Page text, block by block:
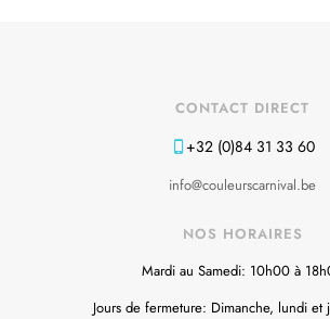
CONTACT DIRECT
+32 (0)84 31 33 60
info@couleurscarnival.be
NOS HORAIRES
Mardi au Samedi: 10h00 à
Jours de fermeture: Dimanche, lundi et